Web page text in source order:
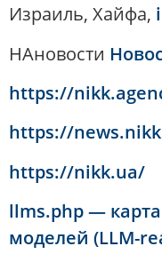
Израиль, Хайфа,
НАновости
https://
https://
https://nikk.ua/
llms.php —
моделей (LLM-